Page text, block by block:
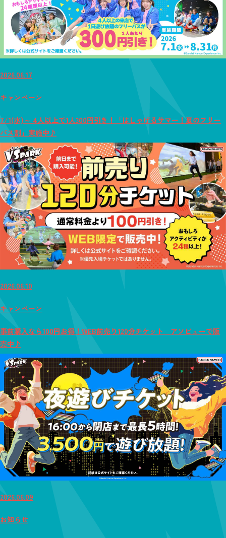
2026.06.17
キャンペーン
7/1(水)～ 4人以上で1人300円引き！「はしゃげるサマー！夏のフリー
パス割」実施中♪
2026.06.10
キャンペーン
事前購入なら100円お得！WEB前売り120分チケット アソビューで販
売中♪
2026.06.09
お知らせ